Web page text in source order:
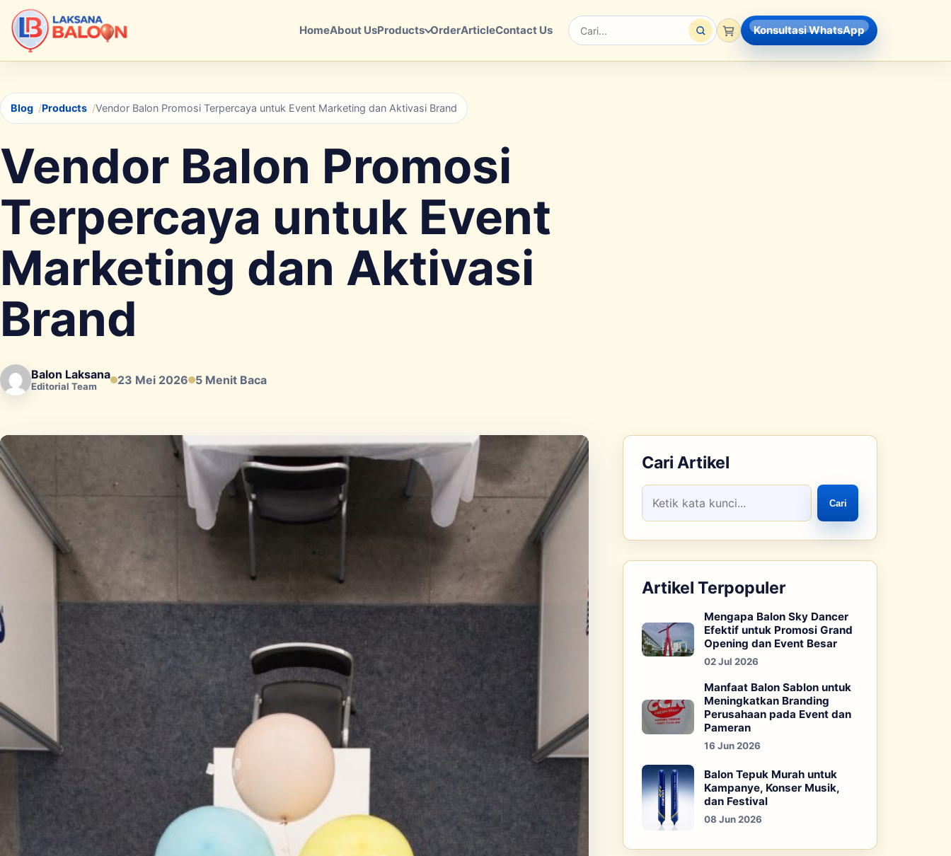
HomeAbout UsProducts OrderArticleContact Us
Cari
Konsultasi WhatsApp
Blog Products Vendor Balon Promosi Terpercaya untuk Event Marketing dan Aktivasi Brand
Vendor Balon Promosi
Terpercaya untuk Event
Marketing dan Aktivasi
Brand
Balon Laksana
Editorial Team 23 Mei 2026 5 Menit Baca
Cari Artikel
Cari
Artikel Terpopuler
Mengapa Balon Sky Dancer
Efektif untuk Promosi Grand
Opening dan Event Besar
02 Jul 2026
Manfaat Balon Sablon untuk
Meningkatkan Branding
Perusahaan pada Event dan
Pameran
16 Jun 2026
Balon Tepuk Murah untuk
Kampanye, Konser Musik,
dan Festival
08 Jun 2026